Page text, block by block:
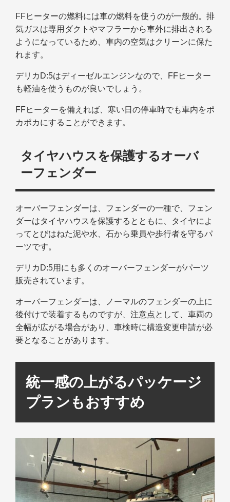
FFヒーターの燃料には車の燃料を使うのが一般的。排
気ガスは専用ダクトやマフラーから車外に排出される
ようになっているため、車内の空気はクリーンに保た
れます。
デリカD:5はディーゼルエンジンなので、FFヒーター
も軽油を使うものが良いでしょう。
FFヒーターを備えれば、寒い日の停車時でも車内をポ
カポカにすることができます。
タイヤハウスを保護するオーバ
ーフェンダー
オーバーフェンダーは、フェンダーの一種で、フェン
ダーはタイヤハウスを保護するとともに、タイヤによ
ってとびはねた泥や水、石から乗員や歩行者を守るパ
ーツです。
デリカD:5用にも多くのオーバーフェンダーがパーツ
販売されています。
オーバーフェンダーは、ノーマルのフェンダーの上に
後付けで装着するものですが、注意点として、車両の
全幅が広がる場合があり、車検時に構造変更申請が必
要となることがあります。
統一感の上がるパッケージ
プランもおすすめ